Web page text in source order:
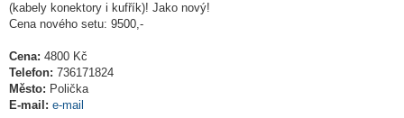
(kabely konektory i kufřík)! Jako nový!
Cena nového setu: 9500,-
Cena: 4800 Kč
Telefon: 736171824
Město: Polička
E-mail: e-mail